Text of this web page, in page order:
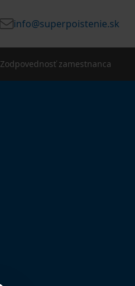
info@superpoistenie.sk
Zodpovednosť zamestnanca